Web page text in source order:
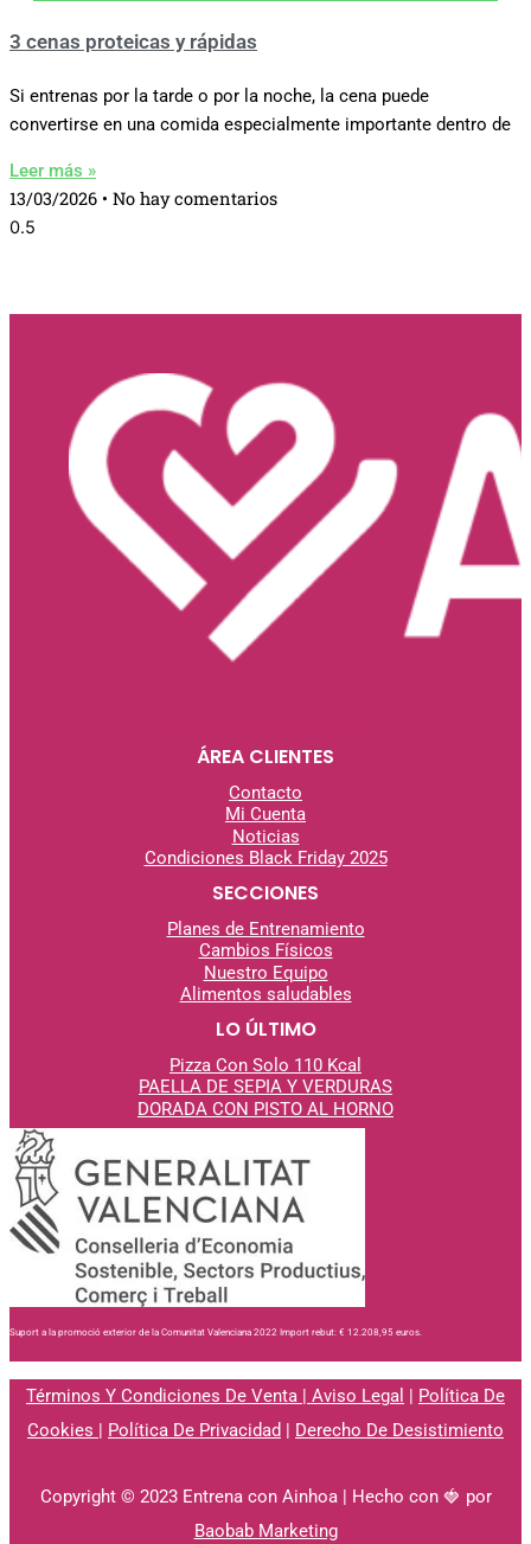
3 cenas proteicas y rápidas
Si entrenas por la tarde o por la noche, la cena puede
convertirse en una comida especialmente importante dentro de
Leer más »
13/03/2026 No hay comentarios
ÁREA CLIENTES
Contacto
Mi Cuenta
Noticias
Condiciones Black Friday 2025
SECCIONES
Planes de Entrenamiento
Cambios Físicos
Nuestro Equipo
Alimentos saludables
LO ÚLTIMO
Pizza Con Solo 110 Kcal
PAELLA DE SEPIA Y VERDURAS
DORADA CON PISTO AL HORNO
Suport a la promoció exterior de la Comunitat Valenciana 2022 Import rebut: € 12.208,95 euros.
Términos Y Condiciones De Venta | Aviso Legal | Política De
Cookies | Política De Privacidad | Derecho De Desistimiento
Copyright © 2023 Entrena con Ainhoa | Hecho con 🍓 por
Baobab Marketing